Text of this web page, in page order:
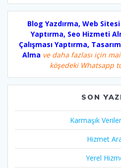
Blog Yazdırma, Web
Yaptırma, Seo Hizmeti
Çalışması Yaptırma,
Alma ve daha fazlası için
köşedeki Whatsapp
SON
Karmaşık
Hizmet
Yerel